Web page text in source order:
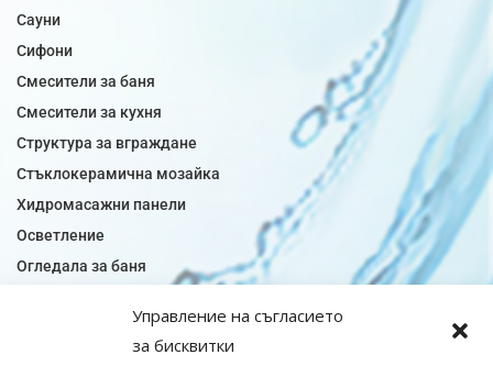
Управление на съгласието
за бисквитки
Сауни
Сифони
Смесители за баня
Смесители за кухня
Структура за вграждане
Стъклокерамична мозайка
Хидромасажни панели
Осветление
Огледала за баня
Плочки за кухня